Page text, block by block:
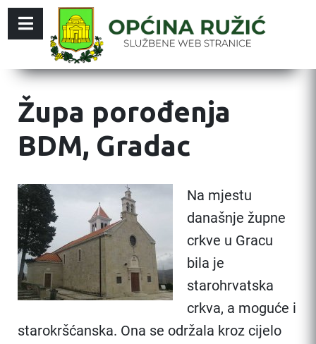
Župa porođenja
BDM, Gradac
Na mjestu
današnje župne
crkve u Gracu
bila je
starohrvatska
crkva, a moguće i
starokršćanska. Ona se održala kroz cijelo